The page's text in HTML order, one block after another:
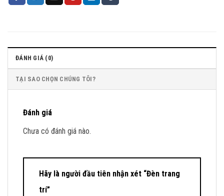
ĐÁNH GIÁ (0)
TẠI SAO CHỌN CHÚNG TÔI?
Đánh giá
Chưa có đánh giá nào.
Hãy là người đầu tiên nhận xét “Đèn trang
trí”